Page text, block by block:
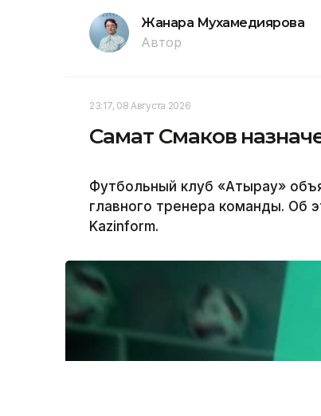
Жанара Мухамедиярова
Автор
23:17, 08 Августа 2026
Самат Смаков
Футбольный клуб «Атырау»
главного тренера команды. Об
Kazinform.